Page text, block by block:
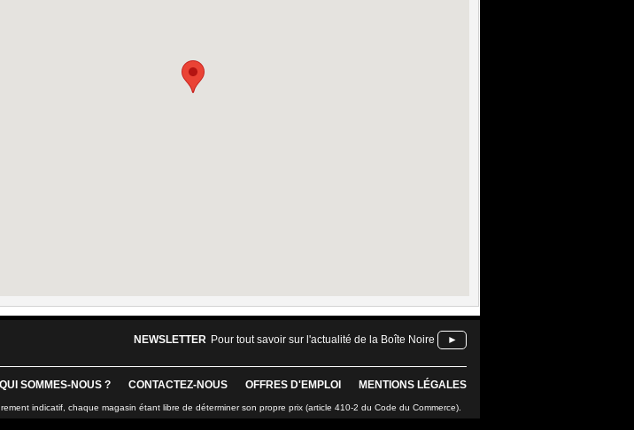
NEWSLETTER Pour tout savoir sur l'actualité de la Boîte Noire ►
QUI SOMMES-NOUS ? CONTACTEZ-NOUS OFFRES D'EMPLOI MENTIONS LÉGALES
indicatif, chaque magasin étant libre de déterminer son propre prix (article 410-2 du Code du Commerce).